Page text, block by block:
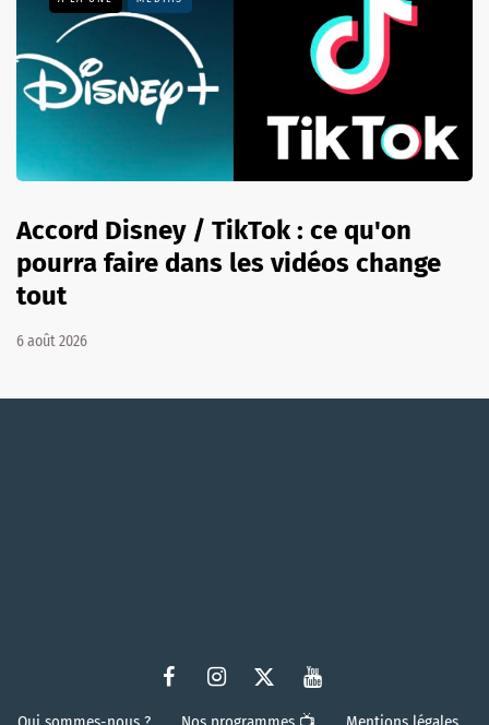
Accord Disney / TikTok : ce qu'on
pourra faire dans les vidéos change
tout
6 août 2026